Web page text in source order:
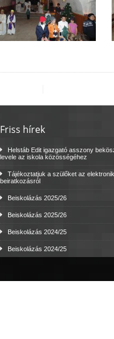
Friss hírek
Helstáb Edit igazgató asszony
levele az iskola közösségéhez
Tájékoztatjuk a szülőket az
beiratkozásról
Beiskolázás 2025/26
Beiskolázás 2025/26
Beiskolázás 2024/25
Beiskolázás 2024/25